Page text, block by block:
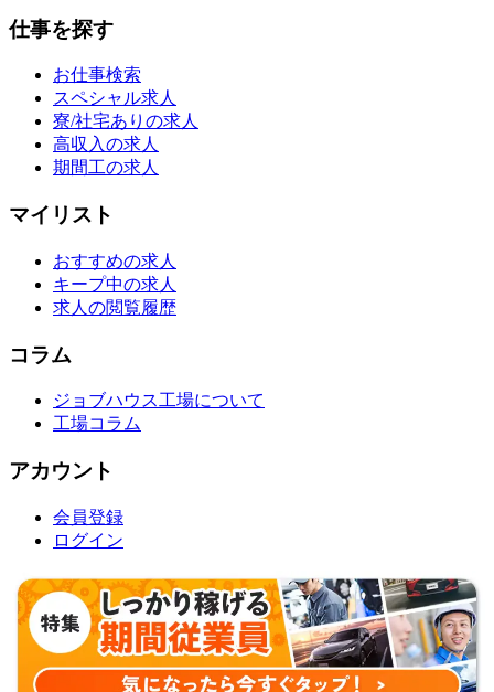
仕事を探す
お仕事検索
スペシャル求人
寮/社宅ありの求人
高収入の求人
期間工の求人
マイリスト
おすすめの求人
キープ中の求人
求人の閲覧履歴
コラム
ジョブハウス工場について
工場コラム
アカウント
会員登録
ログイン